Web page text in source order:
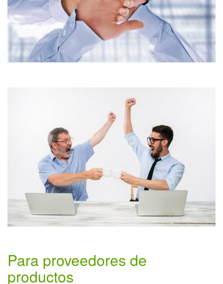
Para proveedores de
productos